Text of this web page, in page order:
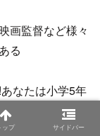
画監督など様々
る
なたは小学5年
、テレビ朝日
出演
ップ サイドバー